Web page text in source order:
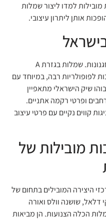
למדו ליצור שמלות
אותן ליתרון עיצובי.
הטרנד הישראלי כולל מגוון רחב של סגנונות. שמלות בגזרת A
לפופולריות רבה, במיוחד עם
שיק הישראלי מתאפיין
ופרטי רקמה אתניים.
קווים נקיים עם פרטי עיצוב
מובילות של
היצירה המובילים בתחום של
דלאל, שושנה וולס ואורה
הכלה הצנועות. הן מביאות